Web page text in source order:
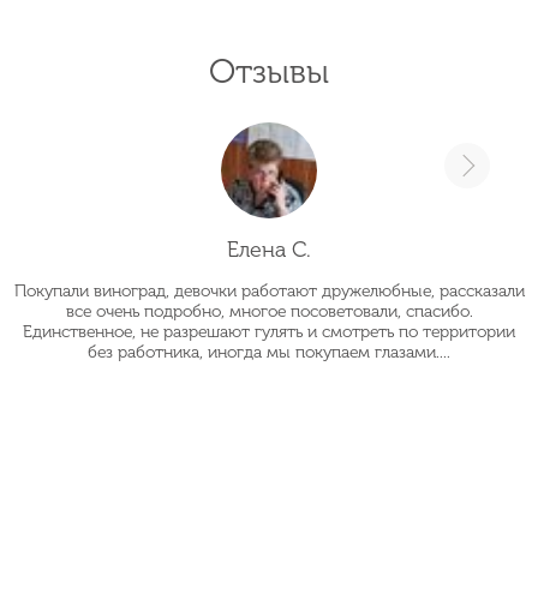
Отзывы
Елена С.
Покупали виноград, девочки работают дружелюбные, рассказали
все очень подробно, многое посоветовали, спасибо.
Единственное, не разрешают гулять и смотреть по территории
без работника, иногда мы покупаем глазами....